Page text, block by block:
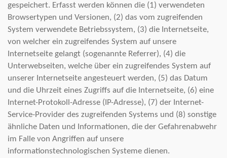
gespeichert. Erfasst werden können die (1) verwendeten
Browsertypen und Versionen, (2) das vom zugreifenden
System verwendete Betriebssystem, (3) die Internetseite,
von welcher ein zugreifendes System auf unsere
Internetseite gelangt (sogenannte Referrer), (4) die
Unterwebseiten, welche über ein zugreifendes System auf
unserer Internetseite angesteuert werden, (5) das Datum
und die Uhrzeit eines Zugriffs auf die Internetseite, (6) eine
Internet-Protokoll-Adresse (IP-Adresse), (7) der Internet-
Service-Provider des zugreifenden Systems und (8) sonstige
ähnliche Daten und Informationen, die der Gefahrenabwehr
im Falle von Angriffen auf unsere
informationstechnologischen Systeme dienen.